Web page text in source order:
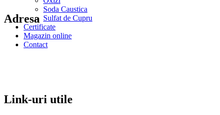
Soda Caustica
Sulfat de Cupru
Certificate
Magazin online
Contact
Adresa
comuna Budesti, sat Racovita, nr. 49, jud. Valcea
Link-uri utile